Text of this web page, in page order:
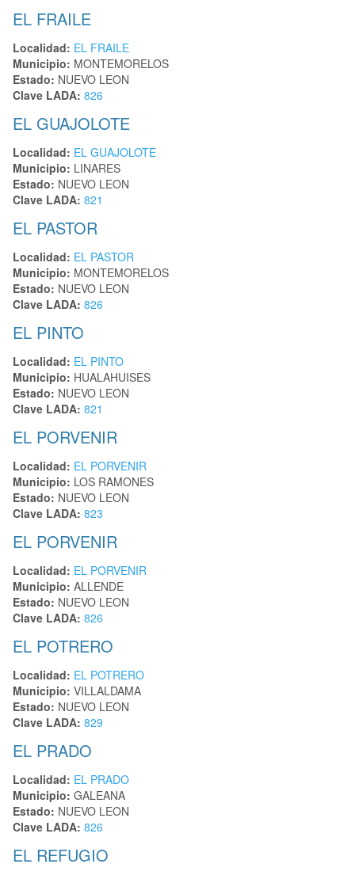
EL FRAILE
Localidad: EL FRAILE
Municipio: MONTEMORELOS
Estado: NUEVO LEON
Clave LADA: 826
EL GUAJOLOTE
Localidad: EL GUAJOLOTE
Municipio: LINARES
Estado: NUEVO LEON
Clave LADA: 821
EL PASTOR
Localidad: EL PASTOR
Municipio: MONTEMORELOS
Estado: NUEVO LEON
Clave LADA: 826
EL PINTO
Localidad: EL PINTO
Municipio: HUALAHUISES
Estado: NUEVO LEON
Clave LADA: 821
EL PORVENIR
Localidad: EL PORVENIR
Municipio: LOS RAMONES
Estado: NUEVO LEON
Clave LADA: 823
EL PORVENIR
Localidad: EL PORVENIR
Municipio: ALLENDE
Estado: NUEVO LEON
Clave LADA: 826
EL POTRERO
Localidad: EL POTRERO
Municipio: VILLALDAMA
Estado: NUEVO LEON
Clave LADA: 829
EL PRADO
Localidad: EL PRADO
Municipio: GALEANA
Estado: NUEVO LEON
Clave LADA: 826
EL REFUGIO